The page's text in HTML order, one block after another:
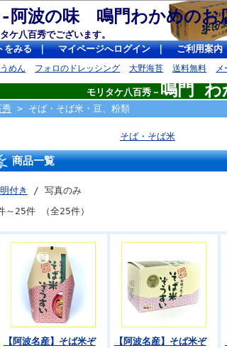
-阿波の味 鳴門わかめ
ケ八百秀でございます。
をみる｜ マイページへログイン｜ ご利用案内
めん フォロのドレッシング 大野海苔 送料無料 メ
モリタケ八百秀－ 鳴門 わ
秀 > そば・そば米・豆、粉類
そば・そば米
商品一覧
付き
/ 写真のみ
～25件 （全25件）
【阿波名産】そば米ぞ
【阿波名産】そば米ぞ